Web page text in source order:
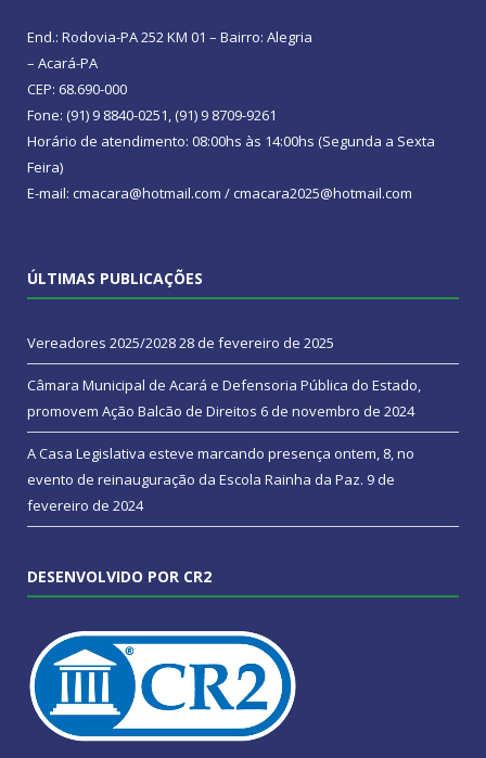
End.: Rodovia-PA 252 KM 01 – Bairro: Alegria
– Acará-PA
CEP: 68.690-000
Fone: (91) 9 8840-0251, (91) 9 8709-9261
Horário de atendimento: 08:00hs às 14:00hs (Segunda a Sexta
Feira)
E-mail: cmacara@hotmail.com / cmacara2025@hotmail.com
ÚLTIMAS PUBLICAÇÕES
Vereadores 2025/202828 de fevereiro de 2025
Câmara Municipal de Acará e Defensoria Pública do Estado,
promovem Ação Balcão de Direitos 6 de novembro de 2024
A Casa Legislativa esteve marcando presença ontem, 8, no
evento de reinauguração da Escola Rainha da Paz. 9 de
fevereiro de 2024
DESENVOLVIDO POR CR2